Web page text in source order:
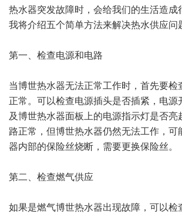
热水器突发故障时，会给我们的生活造成
我将介绍五个简单方法来解决热水供应问
第一、检查电源和电路
当博世热水器无法正常工作时，首先要检
正常。可以检查电源插头是否插紧，电源
及博世热水器面板上的电源指示灯是否亮
路正常，但博世热水器仍然无法工作，可
器内部的保险丝烧断，需要更换保险丝。
第二、检查燃气供应
如果是燃气博世热水器出现故障，可以检